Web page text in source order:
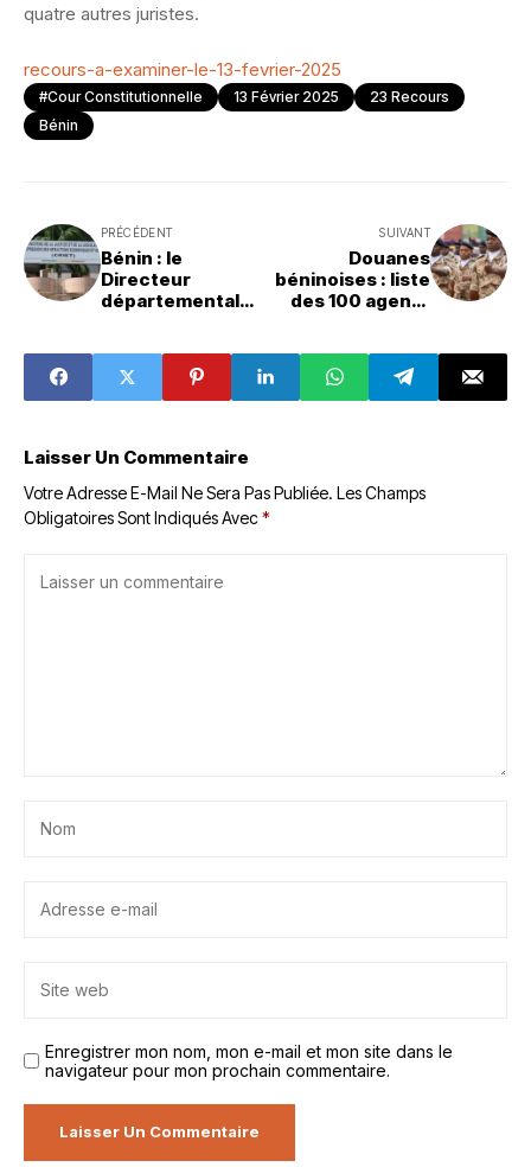
quatre autres juristes.
recours-a-examiner-le-13-fevrier-2025
#Cour Constitutionnelle 13 Février 2025
23 Recours
Bénin
PRÉCÉDENT
Bénin : le
Directeur
départemental
incarcéré pour
corruption et
faux documents
SUIVANT
Douanes
béninoises : liste
des 100 agents
l'année 2023
Laisser Un Commentaire
Votre Adresse E-Mail Ne Sera Pas Publiée. Les Champs
Obligatoires Sont Indiqués Avec*
Enregistrer mon nom, mon e-mail et mon site dans le
navigateur pour mon prochain commentaire.